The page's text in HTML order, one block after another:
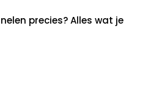
precies? Alles wat je